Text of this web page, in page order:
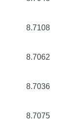
8.7108
8.7062
8.7036
8.7075